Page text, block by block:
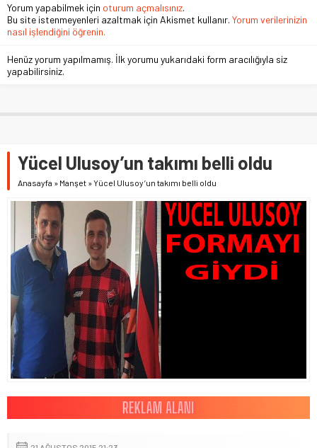
Yorum yapabilmek için oturum açmalısınız.
Bu site istenmeyenleri azaltmak için Akismet kullanır. Yorum verilerinizin
nasıl işlendiğini öğrenin.
Henüz yorum yapılmamış. İlk yorumu yukarıdaki form aracılığıyla siz
yapabilirsiniz.
Yücel Ulusoy’un takımı belli oldu
Anasayfa » Manşet »Yücel Ulusoy’un takımı belli oldu